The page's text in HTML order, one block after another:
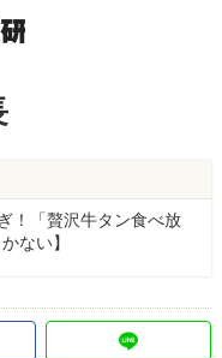
！「贅沢牛タン食べ放
ない】